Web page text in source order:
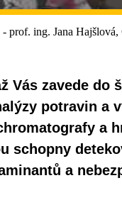
ing. Jana Hajšlová,
Vás zavede do
potravin a
a
schopny
a